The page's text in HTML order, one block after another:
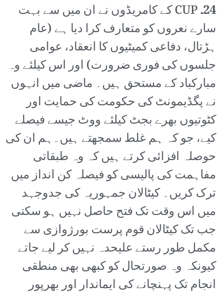
24۔
CUP کے کامریڈوں نے ان میں سے بہت
سارے نعروں کو متعارف کرا دیا ہے (عام
ہڑتال، دفاعی کمیٹیوں کا انعقاد، عوامی
جلسوں کی فوری ضرورت) اور اس کیلئے وہ
مبارکباد کے مستحق ہیں۔ ماضی میں انہوں
نے پگڈیمونٹ کی حکومت کی حمایت اور
کٹوتیوں بھرے بجٹ کیلئے ووٹ جیسے فیصلے
کیے، جو کہ ہم غلط سمجھتے ہیں۔ہم ان کی
حوصلہ افزائی کرتے ہیں کہ وہ طبقاتی
مفاہمت کی پالیسی کو فیصلہ کن انداز میں
ترک کریں۔ کیٹالان جمہوریہ کی جدوجہد
میں اس وقت تک فتح حاصل نہیں ہو سکتی
جب تک کیٹالان قوم پرست بورژوازی سے
مکمل طور رستے علیحدہ نہیں کر لیے جاتے
کیونکہ وہ صورتحال کو کبھی بھی منطقی
انجام تک پہنچانے کی ایماندار اور بھرپور